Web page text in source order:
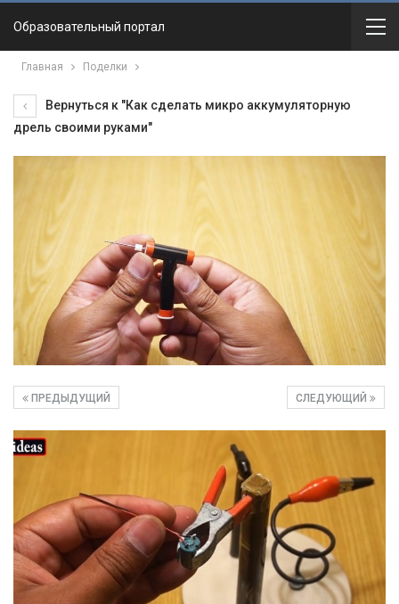
Образовательный портал
Главная Поделки
Вернуться к "Как сделать микро аккумуляторную
дрель своими руками"
СЛЕДУЮЩИЙ
ПРЕДЫДУЩИЙ